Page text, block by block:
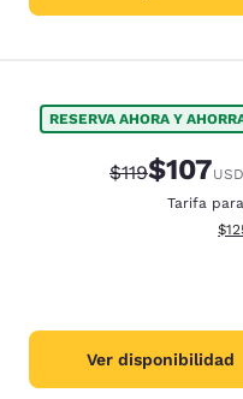
RESERVA AHORA Y
Precio
$119Precio
$107USD
Tarifa
Ver disponibilidad